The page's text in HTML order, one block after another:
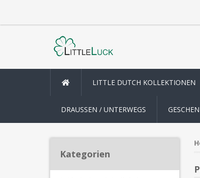
LITTLE DUTCH KOLLEKTIONEN
DRAUSSEN / UNTERWEGS
Kategorien